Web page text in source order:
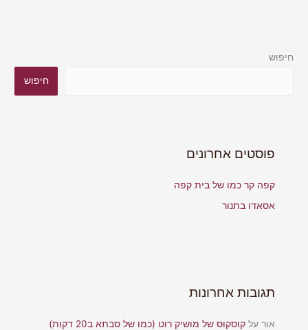
חיפוש
חיפוש
פוסטים אחרונים
קפה קר כמו של בית קפה
אסאדו בתנור
תגובות אחרונות
אור עלקוסקוס של מושיק רוט (כמו של סבתא ב20 דקות)